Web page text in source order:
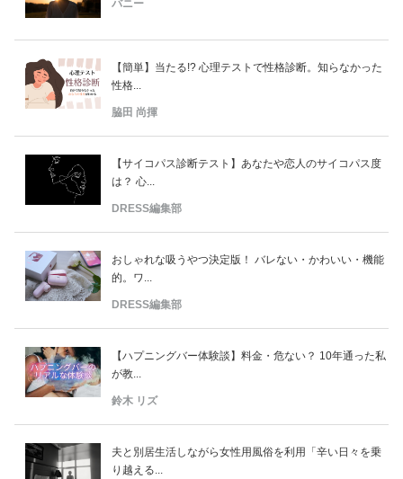
バニー
【簡単】当たる!? 心理テストで性格診断。知らなかった
性格...
脇田 尚揮
【サイコパス診断テスト】あなたや恋人のサイコパス度
は？ 心...
DRESS編集部
おしゃれな吸うやつ決定版！ バレない・かわいい・機能
的。ワ...
DRESS編集部
【ハプニングバー体験談】料金・危ない？ 10年通った私
が教...
鈴木 リズ
夫と別居生活しながら女性用風俗を利用「辛い日々を乗
り越える...